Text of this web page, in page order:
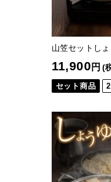
山笠セットし
11,900 円 (
セット商品